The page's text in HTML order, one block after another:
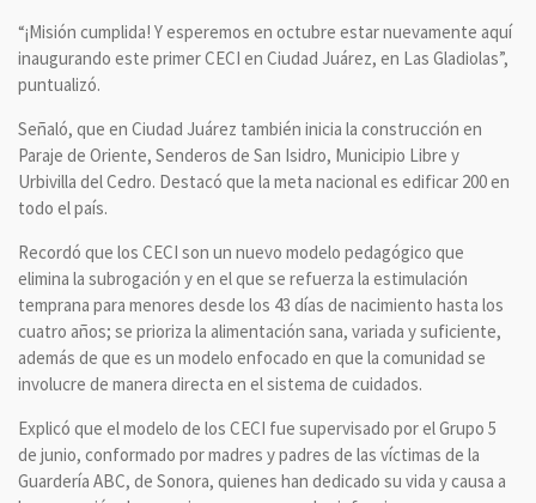
“¡Misión cumplida! Y esperemos en octubre estar nuevamente aquí
inaugurando este primer CECI en Ciudad Juárez, en Las Gladiolas”,
puntualizó.
Señaló, que en Ciudad Juárez también inicia la construcción en
Paraje de Oriente, Senderos de San Isidro, Municipio Libre y
Urbivilla del Cedro. Destacó que la meta nacional es edificar 200 en
todo el país.
Recordó que los CECI son un nuevo modelo pedagógico que
elimina la subrogación y en el que se refuerza la estimulación
temprana para menores desde los 43 días de nacimiento hasta los
cuatro años; se prioriza la alimentación sana, variada y suficiente,
además de que es un modelo enfocado en que la comunidad se
involucre de manera directa en el sistema de cuidados.
Explicó que el modelo de los CECI fue supervisado por el Grupo 5
de junio, conformado por madres y padres de las víctimas de la
Guardería ABC, de Sonora, quienes han dedicado su vida y causa a